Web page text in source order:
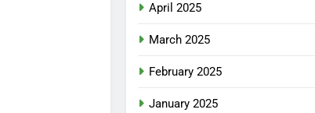
April 2025
March 2025
February 2025
January 2025